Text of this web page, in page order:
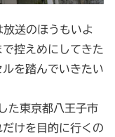
送のほうもいよ
控えめにしてきた
を踏んでいきたい
た東京都八王子市
けを目的に行くの